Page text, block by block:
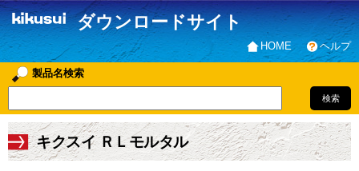
ダウンロードサイト
HOME ヘルプ
製品名検索
キクスイ ＲＬモルタル